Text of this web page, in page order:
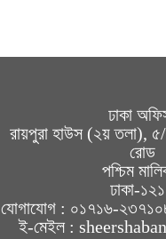
ঢাকা
রায়পুরা হাউস (২য় তলা),
রোড
পশ্চিম
ঢাকা-
যোগাযোগ : ০১৭১৬-
ই-মেইল :